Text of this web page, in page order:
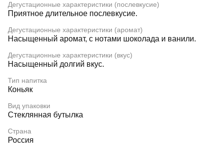
Дегустационные характеристики (послевкусие)
Приятное длительное послевкусие.
Дегустационные характеристики (аромат)
Насыщенный аромат, с нотами шоколада и ванили.
Дегустационные характеристики (вкус)
Насыщенный долгий вкус.
Тип напитка
Коньяк
Вид упаковки
Стеклянная бутылка
Страна
Россия